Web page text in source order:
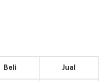
Beli Jual